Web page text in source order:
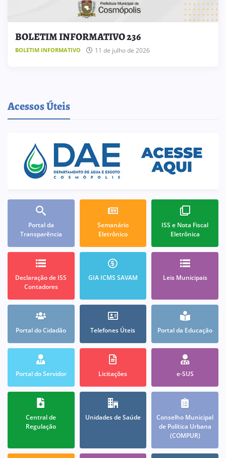
BOLETIM INFORMATIVO 236
BOLETIM INFORMATIVO 11 de julho de 2026
Acessos Úteis
Portal da
Transparência
Semanário
Eletrônico
ISS e Nota Fiscal
Eletrônica
Declaração de ISS
Contadores
GIA ICMS SAVAM Leis Municipais
Portal do Cidadão Telefones Úteis Portal da Educação
Portal do Servidor Licitações e-SUS
Central de
Regulação
Unidades de Saúde
Conselho Municipal
de Política Urbana
(COMPUR)